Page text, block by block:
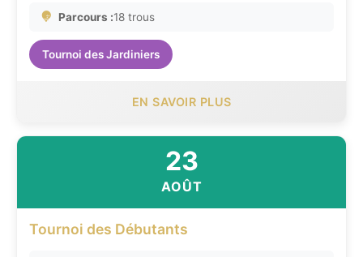
Parcours :18 trous
Tournoi des Jardiniers
EN SAVOIR PLUS
23
AOÛT
Tournoi des Débutants